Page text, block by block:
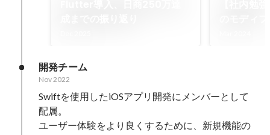
開発チーム
Nov 2022
Swiftを使用したiOSアプリ開発にメンバーとして
配属。
ユーザー体験をより良くするために、新規機能の